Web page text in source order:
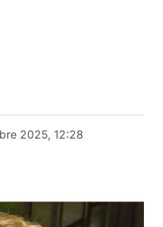
2025, 12:28